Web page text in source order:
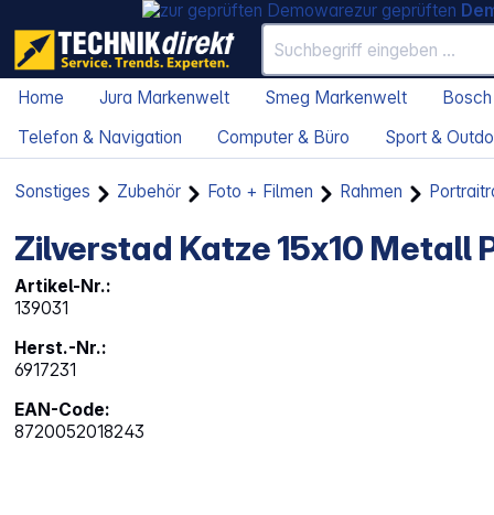
zur geprüften
Home Jura Markenwelt Smeg Markenwelt
Telefon & Navigation
Computer & Büro Sport &
Sonstiges Zubehör Foto + Filmen Rahmen
Zilverstad Katze 15x10 Metall
Artikel-Nr.:
139031
Herst.-Nr.:
6917231
EAN-Code:
8720052018243